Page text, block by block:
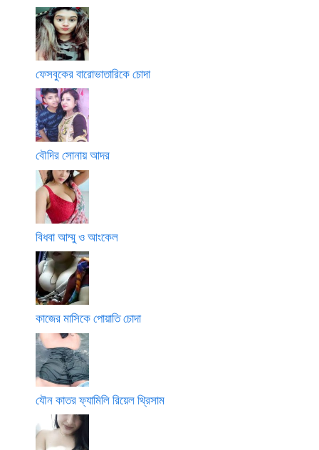
ফেসবুকের বারোভাতারিকে চোদা
বৌদির সোনায় আদর
বিধবা আম্মু ও আংকেল
কাজের মাসিকে পোয়াতি চোদা
যৌন কাতর ফ্যামিলি রিয়েল থ্রিসাম